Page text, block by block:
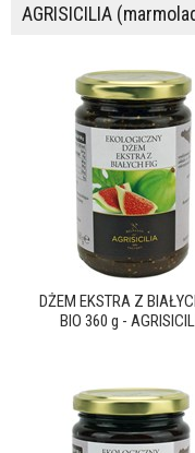
AGRISICILIA
DŻEM EKSTRA Z
BIO 360 g -